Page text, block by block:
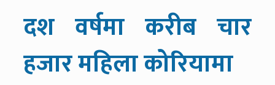
दश वर्षमा करीब चार
हजार महिला कोरियामा